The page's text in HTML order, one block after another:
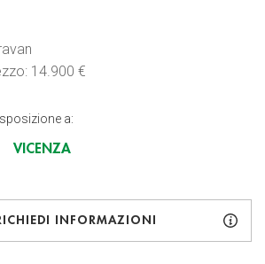
14.900 €
a:
VICENZA
INFORMAZIONI